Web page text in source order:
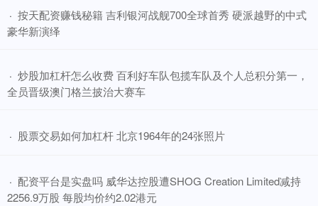
· ​按天配资赚钱秘籍 吉利银河战舰700全球首秀 硬派越野的中式
豪华新演绎
· ​炒股加杠杆怎么收费 百利好车队包揽车队及个人总积分第一，
全员晋级澳门格兰披治大赛车
· ​股票交易如何加杠杆 北京1964年的24张照片
· ​配资平台是实盘吗 威华达控股遭SHOG Creation Limited减持
2256.9万股 每股均价约2.02港元